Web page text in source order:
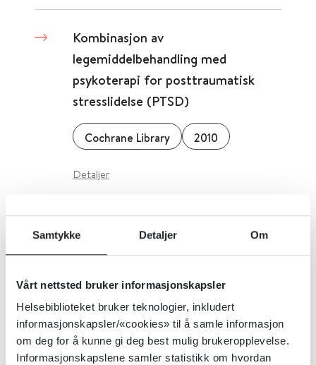
Samtykke Detaljer Om
Vårt nettsted bruker informasjonskapsler
Helsebiblioteket bruker teknologier, inkludert
informasjonskapsler/«cookies» til å samle informasjon
om deg for å kunne gi deg best mulig brukeropplevelse.
Informasjonskapslene samler statistikk om hvordan
Kombinasjon av
legemiddelbehandling med
psykoterapi for posttraumatisk
stresslidelse (PTSD)
Cochrane Library 2010
Detaljer
Sport og lek mot post-traumatisk
Cochrane Library 2010
Detaljer